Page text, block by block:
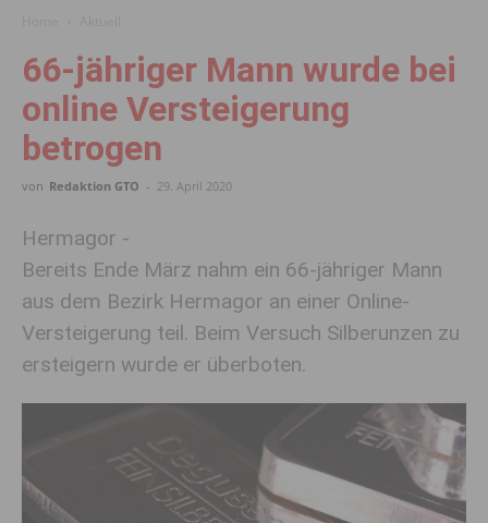
66-jähriger Mann wurde bei
online Versteigerung
betrogen
von Redaktion GTO - 29. April 2020
Hermagor -
Bereits Ende März nahm ein 66-jähriger Mann
aus dem Bezirk Hermagor an einer Online-
Versteigerung teil. Beim Versuch Silberunzen zu
ersteigern wurde er überboten.